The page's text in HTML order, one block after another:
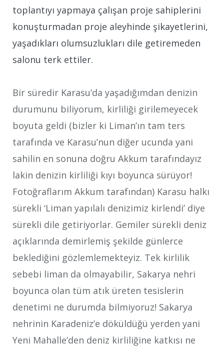
toplantıyı yapmaya çalışan proje sahiplerini
konuşturmadan proje aleyhinde şikayetlerini,
yaşadıkları olumsuzlukları dile getiremeden
salonu terk ettiler.
Bir süredir Karasu’da yaşadığımdan denizin
durumunu biliyorum, kirliliği girilemeyecek
boyuta geldi (bizler ki Liman’ın tam ters
tarafında ve Karasu’nun diğer ucunda yani
sahilin en sonuna doğru Akkum tarafındayız
lakin denizin kirliliği kıyı boyunca sürüyor!
Fotoğraflarım Akkum tarafından) Karasu halkı
sürekli ‘Liman yapılalı denizimiz kirlendi’ diye
sürekli dile getiriyorlar. Gemiler sürekli deniz
açıklarında demirlemiş şekilde günlerce
beklediğini gözlemlemekteyiz. Tek kirlilik
sebebi liman da olmayabilir, Sakarya nehri
boyunca olan tüm atık üreten tesislerin
denetimi ne durumda bilmiyoruz! Sakarya
nehrinin Karadeniz’e döküldüğü yerden yani
Yeni Mahalle’den deniz kirliliğine katkısı ne